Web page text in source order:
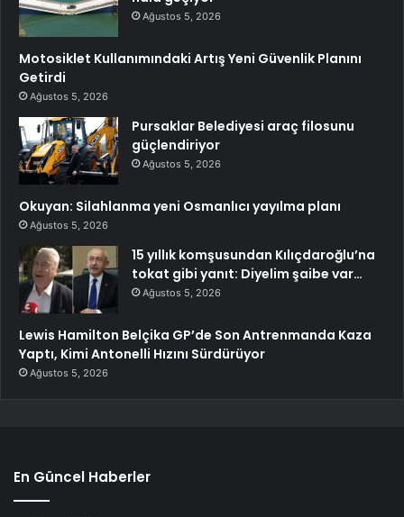
Ağustos 5, 2026
Motosiklet Kullanımındaki Artış Yeni Güvenlik Planını
Getirdi
Ağustos 5, 2026
Pursaklar Belediyesi araç filosunu
güçlendiriyor
Ağustos 5, 2026
Okuyan: Silahlanma yeni Osmanlıcı yayılma planı
Ağustos 5, 2026
15 yıllık komşusundan Kılıçdaroğlu’na
tokat gibi yanıt: Diyelim şaibe var…
Ağustos 5, 2026
Lewis Hamilton Belçika GP’de Son Antrenmanda Kaza
Yaptı, Kimi Antonelli Hızını Sürdürüyor
Ağustos 5, 2026
En Güncel Haberler